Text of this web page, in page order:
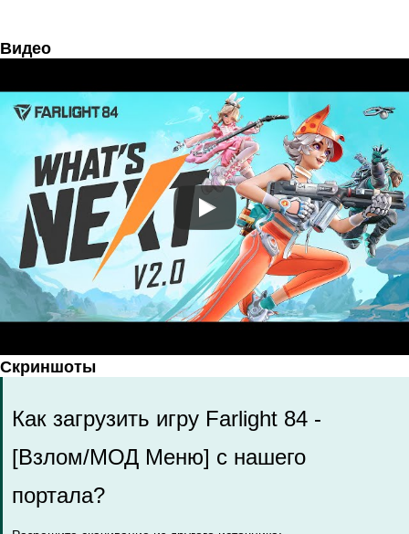
Видео
Скриншоты
Как загрузить игру Farlight 84 -
[Взлом/МОД Меню] с нашего
портала?